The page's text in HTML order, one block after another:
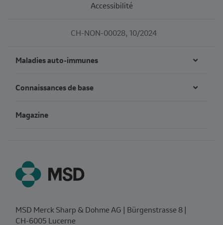
Accessibilité
CH-NON-00028, 10/2024
Maladies auto-immunes
Magazine
Connaissances de base
MSD Merck Sharp & Dohme AG | Bürgenstrasse 8 |
CH‑6005 Lucerne